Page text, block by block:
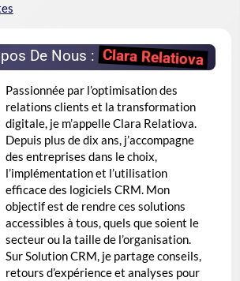
De Nous :Clara Relatiova
Passionnée par l’optimisation des
relations clients et la transformation
digitale, je m’appelle Clara Relatiova.
Depuis plus de dix ans, j’accompagne
des entreprises dans le choix,
l’implémentation et l’utilisation
efficace des logiciels CRM. Mon
objectif est de rendre ces solutions
accessibles à tous, quels que soient le
secteur ou la taille de l’organisation.
Sur Solution CRM, je partage conseils,
retours d’expérience et analyses pour